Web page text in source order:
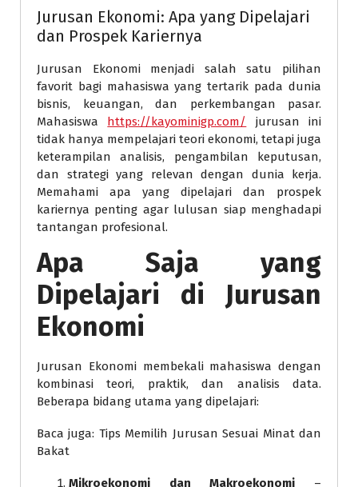
Jurusan Ekonomi: Apa yang Dipelajari
dan Prospek Kariernya
Jurusan Ekonomi menjadi salah satu pilihan
favorit bagi mahasiswa yang tertarik pada dunia
bisnis, keuangan, dan perkembangan pasar.
Mahasiswa https://kayominigp.com/
jurusan ini
tidak hanya mempelajari teori ekonomi, tetapi juga
keterampilan analisis, pengambilan keputusan,
dan strategi yang relevan dengan dunia kerja.
Memahami apa yang dipelajari dan prospek
kariernya penting agar lulusan siap menghadapi
tantangan profesional.
Apa Saja yang
Dipelajari di Jurusan
Ekonomi
Jurusan Ekonomi membekali mahasiswa dengan
kombinasi teori, praktik, dan analisis data.
Beberapa bidang utama yang dipelajari:
Baca juga: Tips Memilih Jurusan Sesuai Minat dan
Bakat
Mikroekonomi dan Makroekonomi –